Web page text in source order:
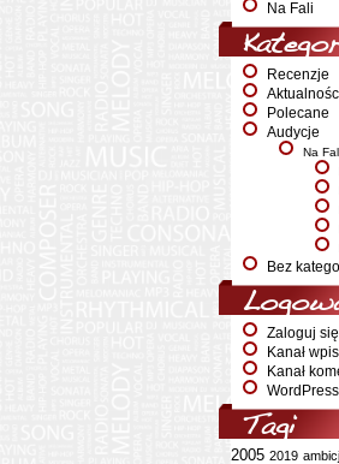
Na Fali
Recenzje
Polecane
Audycje
Na
Bez
Zaloguj się
Kanał
Kanał
Tagi
2005 2019